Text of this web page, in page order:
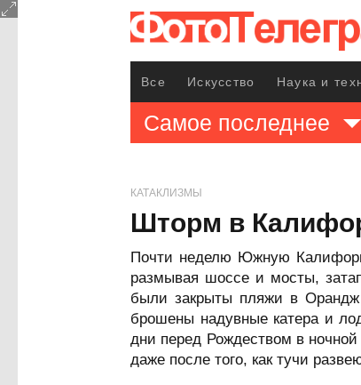
Все Искусство Наука и
Самое последнее
КАТАКЛИЗМЫ
Шторм в
Почти неделю Южную
размывая шоссе и мосты,
были закрыты пляжи в
брошены надувные катера и
дни перед Рождеством в
даже после того, как тучи